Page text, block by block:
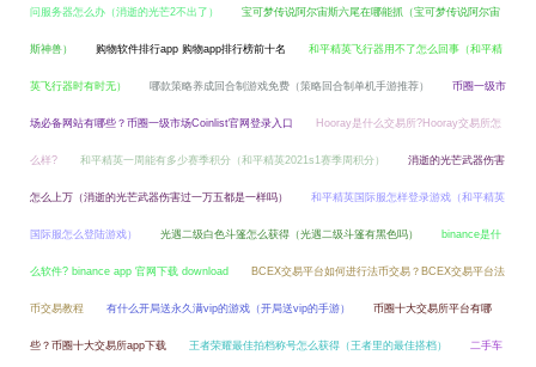
问服务器怎么办（消逝的光芒2不出了） 宝可梦传说阿尔宙斯六尾在哪能抓（宝可梦传说阿尔宙
斯神兽） 购物软件排行app 购物app排行榜前十名 和平精英飞行器用不了怎么回事（和平精
英飞行器时有时无） 哪款策略养成回合制游戏免费（策略回合制单机手游推荐） 币圈一级市
场必备网站有哪些？币圈一级市场Coinlist官网登录入口 Hooray是什么交易所?Hooray交易所怎
么样? 和平精英一周能有多少赛季积分（和平精英2021s1赛季周积分） 消逝的光芒武器伤害
怎么上万（消逝的光芒武器伤害过一万五都是一样吗） 和平精英国际服怎样登录游戏（和平精英
国际服怎么登陆游戏） 光遇二级白色斗篷怎么获得（光遇二级斗篷有黑色吗） binance是什
么软件? binance app 官网下载 download BCEX交易平台如何进行法币交易？BCEX交易平台法
币交易教程 有什么开局送永久满vip的游戏（开局送vip的手游） 币圈十大交易所平台有哪
些？币圈十大交易所app下载 王者荣耀最佳拍档称号怎么获得（王者里的最佳搭档） 二手车